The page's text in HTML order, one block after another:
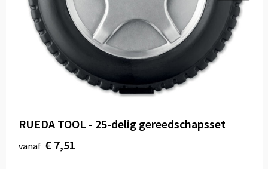
RUEDA TOOL - 25-delig gereedschapsset
vanaf € 7,51